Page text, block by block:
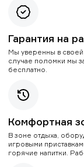
Гарантия на
Мы уверенны в
случае поломки мы
бесплатно.
Комфортная
В зоне отдыха,
игровыми
горячие напитки.